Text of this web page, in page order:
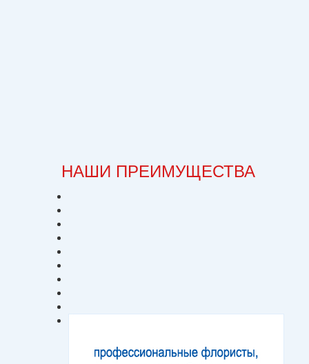
НАШИ ПРЕИМУЩЕСТВА